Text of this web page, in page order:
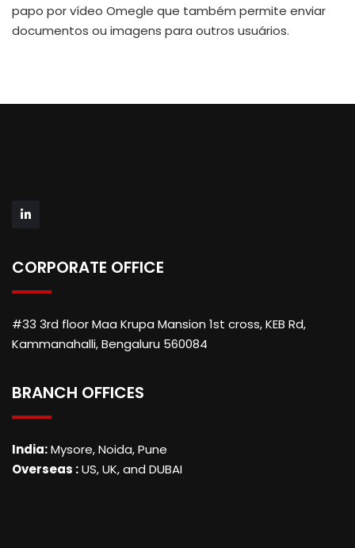
papo por vídeo Omegle que também permite enviar
documentos ou imagens para outros usuários.
CORPORATE OFFICE
#33 3rd floor Maa Krupa Mansion 1st cross, KEB Rd,
Kammanahalli, Bengaluru 560084
BRANCH OFFICES
India:Mysore, Noida, Pune
Overseas :US, UK, and DUBAI